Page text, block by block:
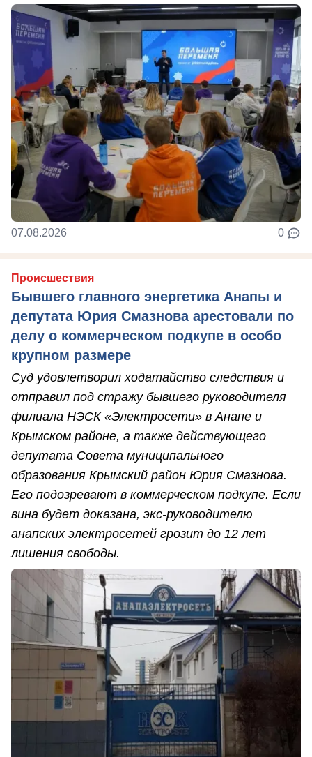
07.08.2026 0
Происшествия
Бывшего главного энергетика Анапы и
депутата Юрия Смазнова арестовали по
делу о коммерческом подкупе в особо
крупном размере
Суд удовлетворил ходатайство следствия и
отправил под стражу бывшего руководителя
филиала НЭСК «Электросети» в Анапе и
Крымском районе, а также действующего
депутата Совета муниципального
образования Крымский район Юрия Смазнова.
Его подозревают в коммерческом подкупе. Если
вина будет доказана, экс-руководителю
анапских электросетей грозит до 12 лет
лишения свободы.